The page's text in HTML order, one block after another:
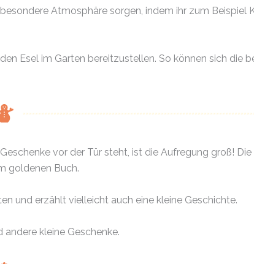
Atmosphäre sorgen, indem ihr zum Beispiel
Esel im Garten bereitzustellen. So können sich die
vor der Tür steht, ist die Aufregung groß!
goldenen Buch.
und erzählt vielleicht auch eine kleine Geschichte.
kleine Geschenke.